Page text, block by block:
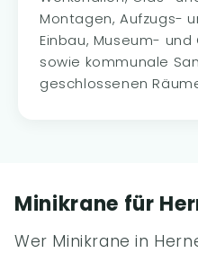
Montagen, Aufzugs-
Einbau, Museum-
sowie kommunale
geschlossenen
Minikrane für
Wer Minikrane in